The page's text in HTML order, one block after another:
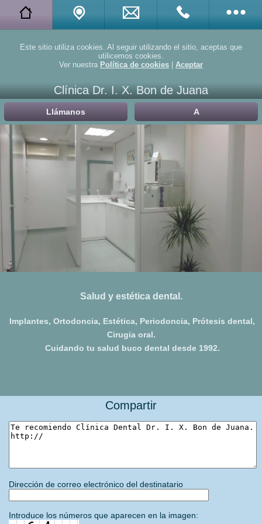
Twitter
Facebook
Linkedin
Yelp
Doctuo
Doctoralia
Promociones
Este sitio utiliza cookies. Al seguir utilizando el sitio, aceptas que
utilicemos cookies.
Ver nuestra Política de cookies Aceptar
Clínica Dr. I. X. Bon de Juana
Llámanos A
Salud y estética dental.
Implantes, Ortodoncia, Estética, Periodoncia, Prótesis dental,
Cirugia oral.
Cuidando tu salud buco dental desde 1992.
Compartir
Dirección de correo electrónico del destinatario
Introduce los números que aparecen en la imagen: